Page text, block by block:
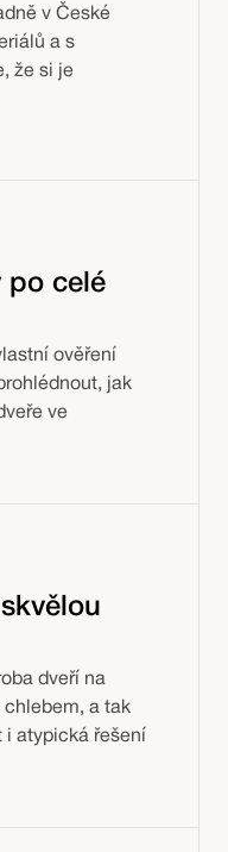
v České
a s
že si je
po celé
ověření
jak
ve
dveří na
chlebem, a tak
i atypická řešení